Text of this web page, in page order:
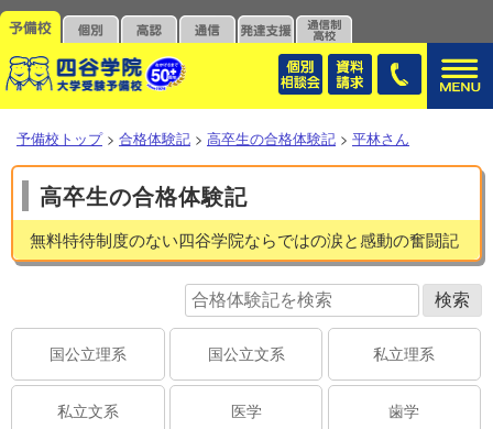
予備校トップ > 合格体験記 > 高卒生の合格体験記 > 平林さん
高卒生の合格体験記
無料特待制度のない四谷学院ならではの涙と感動の奮闘記
国公立理系 国公立文系 私立理系
私立文系 医学 歯学